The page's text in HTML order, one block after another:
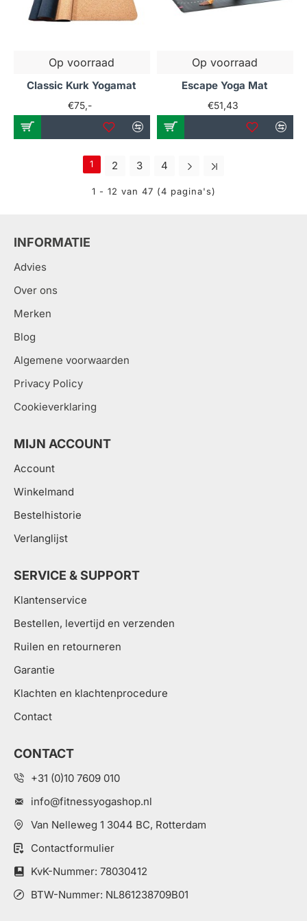
Fitnessyogashop
Een yogamat is een
onmisbaar hulpmiddel voor
iedereen die yoga beoefent.
Het biedt comfort, stabiliteit
en hygiëne, waardoor je je
volledig kunt concentreren
op je practice. Bij Fitness
uitgebreide collectie
yogamatten die aan al je
wensen voldoen. Of je nu
een beginner bent of een
doorgewinterde yogi, wij
hebben de perfecte mat
voor jou. Als er vragen zijn,
neem dan gerust
Op voorraad
Classic Kurk Yogamat
€75,-
Op voorraad
Escape Yoga Mat
€51,43
1 2 3 4
1 - 12 van 47 (4 pagina's)
INFORMATIE
Advies
Over ons
Merken
Blog
Algemene voorwaarden
Privacy Policy
Cookieverklaring
MIJN ACCOUNT
Account
Winkelmand
Bestelhistorie
Verlanglijst
SERVICE & SUPPORT
Klantenservice
Bestellen, levertijd en verzenden
Ruilen en retourneren
Garantie
Klachten en klachtenprocedure
Contact
CONTACT
+31 (0)10 7609 010
info@fitnessyogashop.nl
Van Nelleweg 1 3044 BC, Rotterdam
Contactformulier
KvK-Nummer: 78030412
BTW-Nummer: NL861238709B01